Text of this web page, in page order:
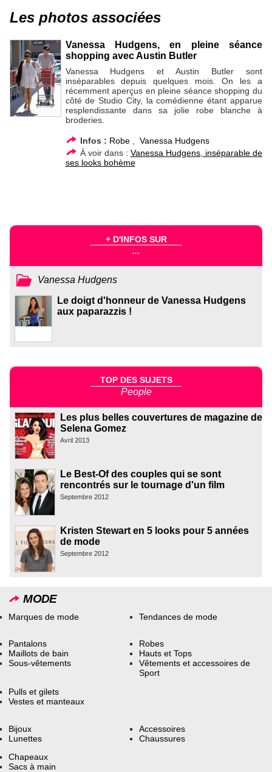
Les photos associées
Vanessa Hudgens, en pleine séance
shopping avec Austin Butler
Vanessa Hudgens et Austin Butler sont
inséparables depuis quelques mois. On les a
récemment aperçus en pleine séance shopping du
côté de Studio City, la comédienne étant apparue
resplendissante dans sa jolie robe blanche à
broderies.
Infos : Robe, Vanessa Hudgens
À voir dans : Vanessa Hudgens, inséparable de
ses looks bohème
+ D'INFOS SUR
...
Vanessa Hudgens
Le doigt d'honneur de Vanessa Hudgens
aux paparazzis !
TOP DES SUJETS
People
Les plus belles couvertures de magazine de
Selena Gomez
Avril 2013
Le Best-Of des couples qui se sont
rencontrés sur le tournage d'un film
Septembre 2012
Kristen Stewart en 5 looks pour 5 années
de mode
Septembre 2012
MODE
Marques de mode Tendances de mode
Pantalons
Maillots de bain
Sous-vêtements
Robes
Hauts et Tops
Vêtements et accessoires de
Sport
Pulls et gilets
Vestes et manteaux
Bijoux
Lunettes
Accessoires
Chaussures
Chapeaux
Sacs à main